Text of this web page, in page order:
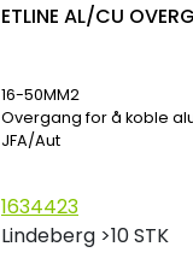
ETLINE AL/CU
16-50MM2
Overgang for å koble
JFA/Aut
1634423
Lindeberg >10 STK